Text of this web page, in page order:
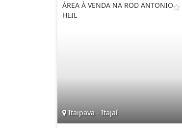
ÁREA À VENDA NA ROD ANTONIO
HEIL
Itaipava - Itajaí